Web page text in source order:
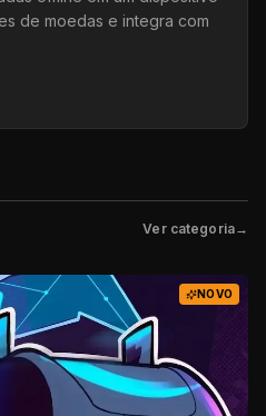
de moedas e integra com
Ver categoria→
NOVO